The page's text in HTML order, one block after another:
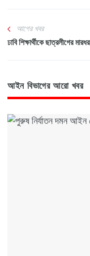
আগের খবর
ঢাবি শিক্ষার্থীকে ছাত্রলীগের মারধর
আইন বিভাগের আরো খবর